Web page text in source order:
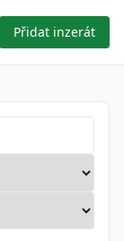
Přidat inzerát